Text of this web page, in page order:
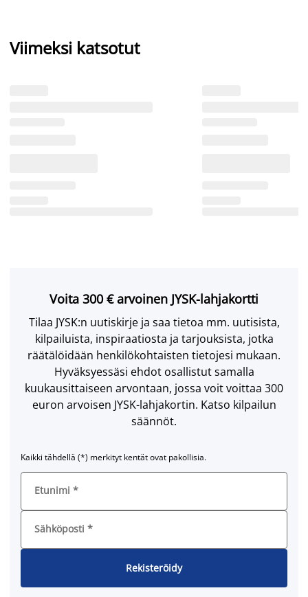
Viimeksi katsotut
Voita 300 € arvoinen JYSK-lahjakortti
Tilaa JYSK:n uutiskirje ja saa tietoa mm. uutisista,
kilpailuista, inspiraatiosta ja tarjouksista, jotka
räätälöidään henkilökohtaisten tietojesi mukaan.
Hyväksyessäsi ehdot osallistut samalla
kuukausittaiseen arvontaan, jossa voit voittaa 300
euron arvoisen JYSK-lahjakortin. Katso kilpailun
säännöt.
Kaikki tähdellä (*) merkityt kentät ovat pakollisia.
Etunimi *
Sähköposti *
Rekisteröidy